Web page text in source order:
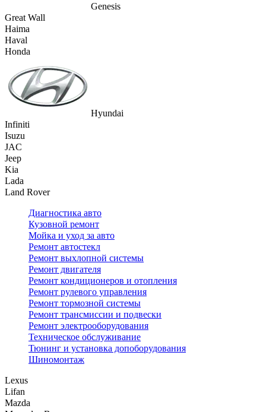
Genesis
Great Wall
Haima
Haval
Honda
Hyundai
Infiniti
Isuzu
JAC
Jeep
Kia
Lada
Land Rover
Диагностика авто
Кузовной ремонт
Мойка и уход за авто
Ремонт автостекл
Ремонт выхлопной системы
Ремонт двигателя
Ремонт кондиционеров и отопления
Ремонт рулевого управления
Ремонт тормозной системы
Ремонт трансмиссии и подвески
Ремонт электрооборудования
Техническое обслуживание
Тюнинг и установка допоборудования
Шиномонтаж
Lexus
Lifan
Mazda